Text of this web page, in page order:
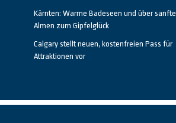
Kärnten: Warme Badeseen und über sanfte
Almen zum Gipfelglück
Calgary stellt neuen, kostenfreien Pass für
Attraktionen vor